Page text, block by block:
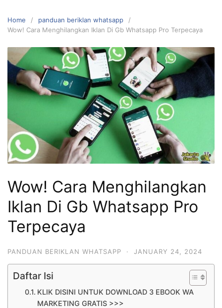
Home
panduan beriklan whatsapp
Wow! Cara Menghilangkan Iklan Di Gb Whatsapp Pro Terpecaya
Wow! Cara Menghilangkan
Iklan Di Gb Whatsapp Pro
Terpecaya
PANDUAN BERIKLAN WHATSAPP · JANUARY 24, 2024
Daftar Isi
KLIK DISINI UNTUK DOWNLOAD 3 EBOOK WA
MARKETING GRATIS >>>